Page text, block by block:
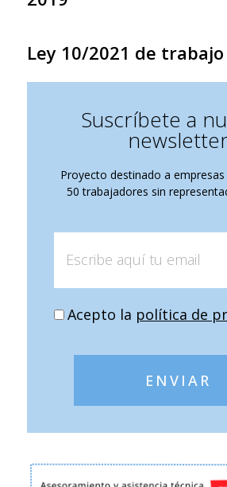
Ley 10/2021 de
Suscríbete a
Proyecto destinado a
50 trabajadores sin
Acepto la política de
ENVIAR